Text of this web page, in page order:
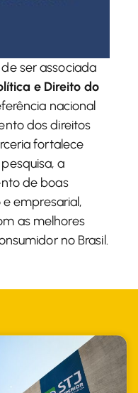
ser associada
e Direito do
nacional
dos direitos
fortalece
a
de boas
empresarial,
as melhores
no Brasil.